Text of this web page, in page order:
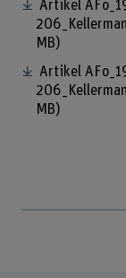
Artikel
MB)
Artikel
MB)